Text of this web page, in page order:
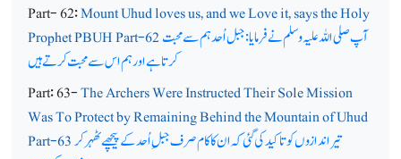
Part- 62:Mount Uhud loves us, and we Love it, says the Holy
Prophet PBUH Part-62آپ صلی اللہ علیہ وسلم نے فرمایا: جبل اُحد ہم سے محبت
کرتاہے اور ہم اس سے محبت کرتے ہیں
Part: 63-The Archers Were Instructed Their Sole Mission
Was To Protect by Remaining Behind the Mountain of Uhud
Part-63تیر اندازوں کو تاکید کی گئی کہ ان کا کام صرف جبلِ اُحد کے پیچھے ٹھہر کر